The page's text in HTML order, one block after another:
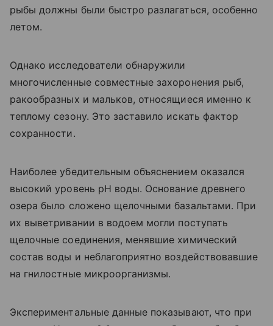
рыбы должны были быстро разлагаться, особенно
летом.
Однако исследователи обнаружили
многочисленные совместные захоронения рыб,
ракообразных и мальков, относящиеся именно к
теплому сезону. Это заставило искать фактор
сохранности.
Наиболее убедительным объяснением оказался
высокий уровень pH воды. Основание древнего
озера было сложено щелочными базальтами. При
их выветривании в водоем могли поступать
щелочные соединения, менявшие химический
состав воды и неблагоприятно воздействовавшие
на гнилостные микроорганизмы.
Экспериментальные данные показывают, что при